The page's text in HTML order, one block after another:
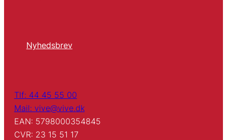
Nyhedsbrev
Tlf: 44 45 55 00
Mail: vive@vive.dk
EAN: 5798000354845
CVR: 23 15 51 17